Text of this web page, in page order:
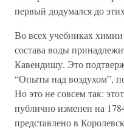
первый додумался до
Во всех учебниках
состава воды
Кавендишу. Это
“Опыты над воздухом”,
Но это не совсем так:
публично изменен на
представлено в